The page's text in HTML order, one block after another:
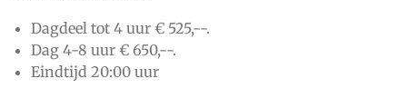
Dagdeel tot 4 uur € 525,--.
Dag 4-8 uur € 650,--.
Eindtijd 20:00 uur